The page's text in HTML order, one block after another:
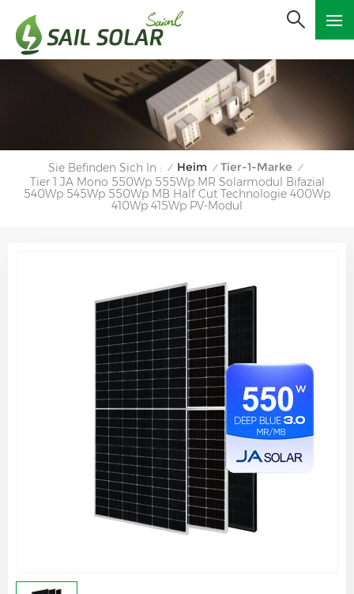
Sie Befinden Sich In : / Heim / Tier-1-Marke /
Tier 1 JA Mono 550Wp 555Wp MR Solarmodul Bifazial
540Wp 545Wp 550Wp MB Half Cut Technologie 400Wp
410Wp 415Wp PV-Modul